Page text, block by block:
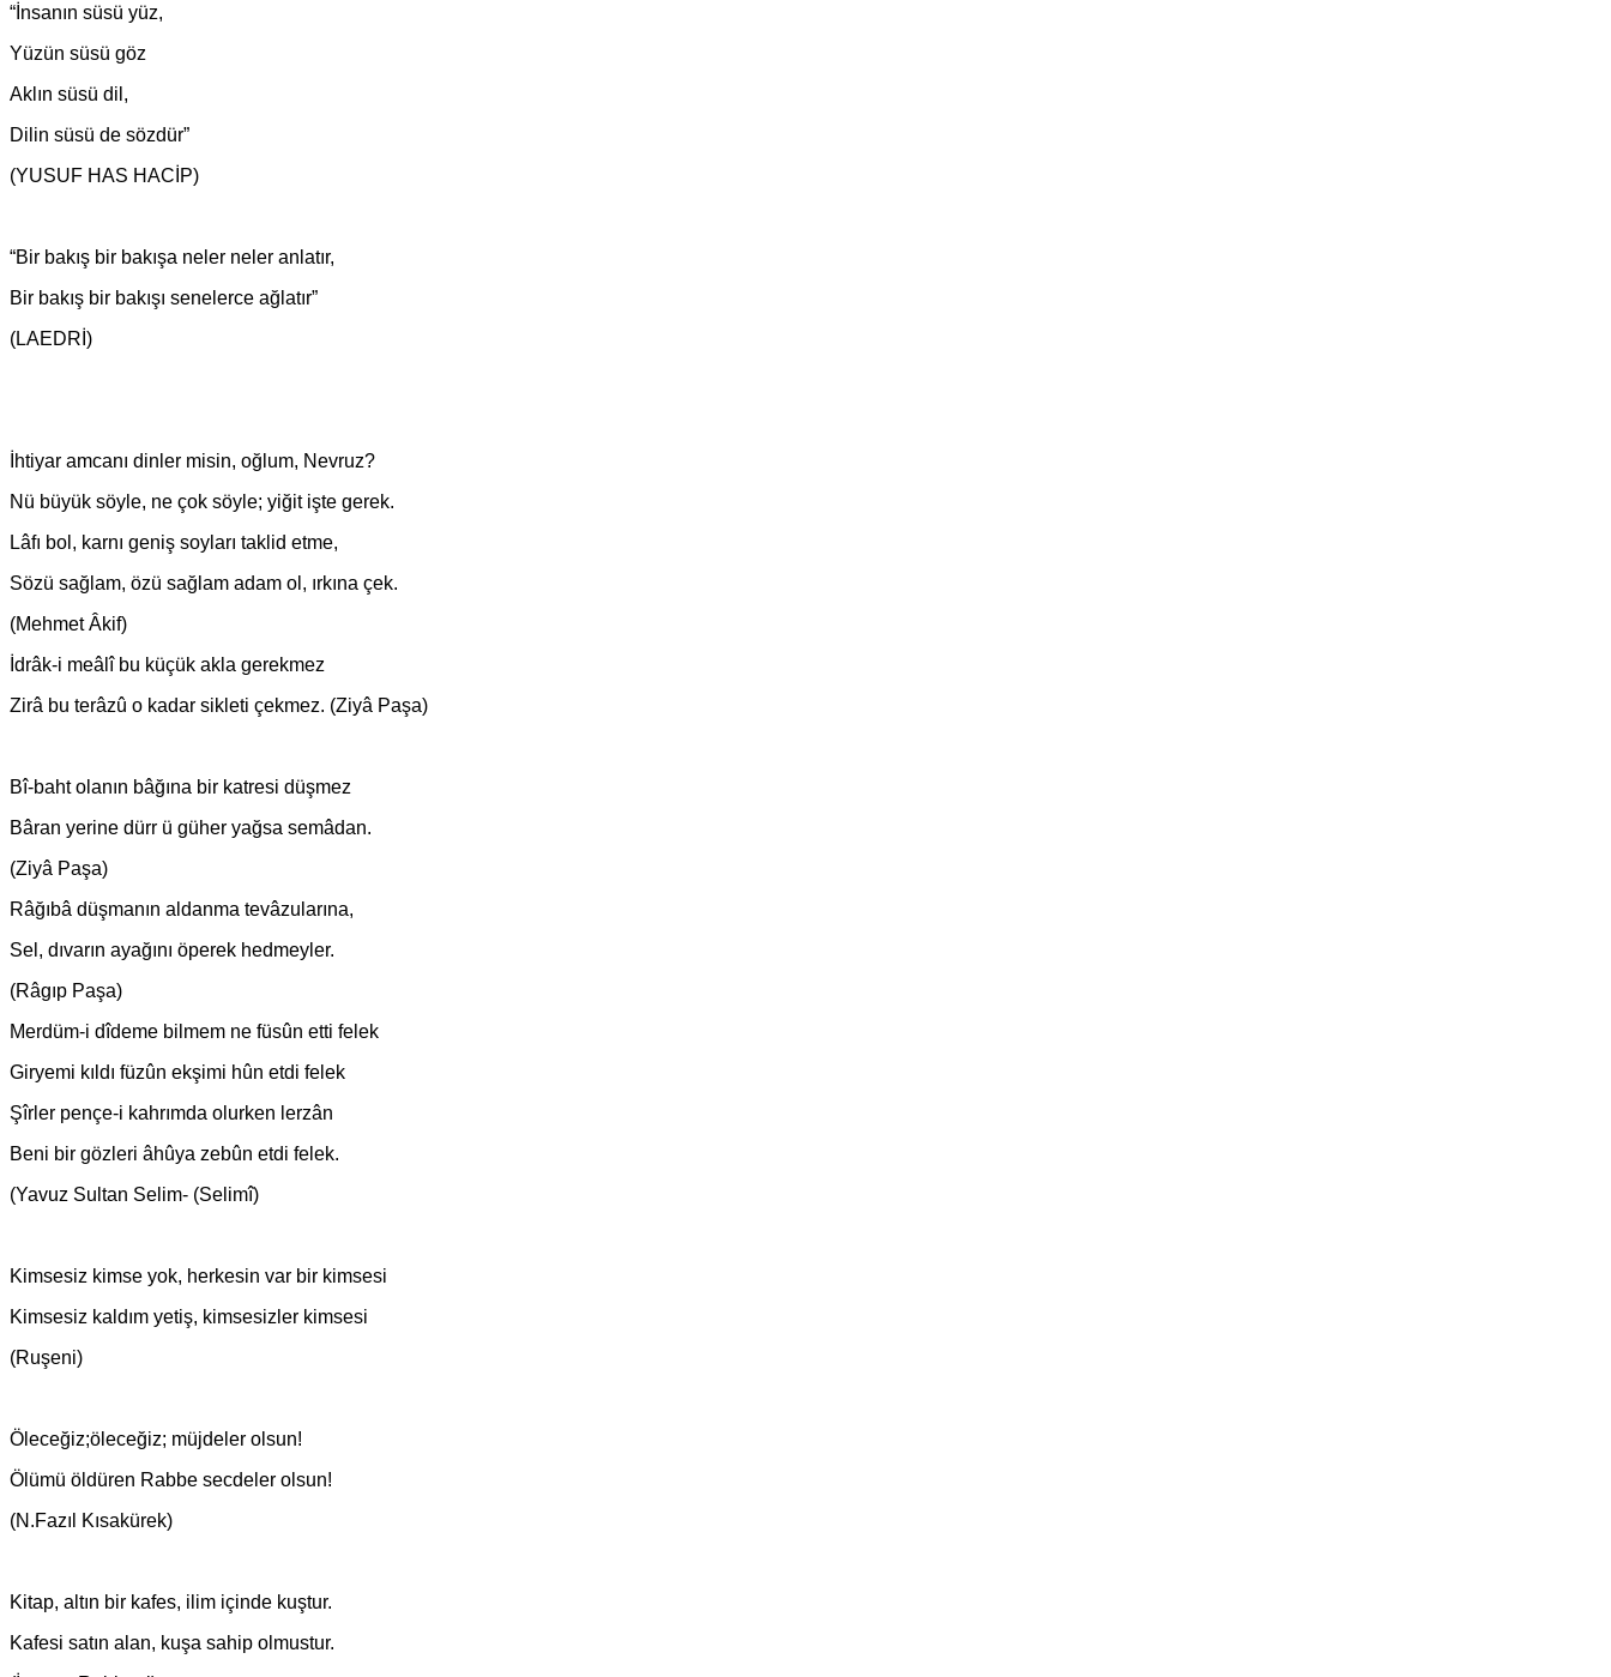
“İnsanın süsü yüz,
Yüzün süsü göz
Aklın süsü dil,
Dilin süsü de sözdür”
(YUSUF HAS HACİP)
“Bir bakış bir bakışa neler neler anlatır,
Bir bakış bir bakışı senelerce ağlatır”
(LAEDRİ)
İhtiyar amcanı dinler misin, oğlum, Nevruz?
Nü büyük söyle, ne çok söyle; yiğit işte gerek.
Lâfı bol, karnı geniş soyları taklid etme,
Sözü sağlam, özü sağlam adam ol, ırkına çek.
(Mehmet Âkif)
İdrâk-i meâlî bu küçük akla gerekmez
Zirâ bu terâzû o kadar sikleti çekmez. (Ziyâ Paşa)
Bî-baht olanın bâğına bir katresi düşmez
Bâran yerine dürr ü güher yağsa semâdan.
(Ziyâ Paşa)
Râğıbâ düşmanın aldanma tevâzularına,
Sel, dıvarın ayağını öperek hedmeyler.
(Râgıp Paşa)
Merdüm-i dîdeme bilmem ne füsûn etti felek
Giryemi kıldı füzûn ekşimi hûn etdi felek
Şîrler pençe-i kahrımda olurken lerzân
Beni bir gözleri âhûya zebûn etdi felek.
(Yavuz Sultan Selim- (Selimî)
Kimsesiz kimse yok, herkesin var bir kimsesi
Kimsesiz kaldım yetiş, kimsesizler kimsesi
(Ruşeni)
Öleceğiz;öleceğiz; müjdeler olsun!
Ölümü öldüren Rabbe secdeler olsun!
(N.Fazıl Kısakürek)
Kitap, altın bir kafes, ilim içinde kuştur.
Kafesi satın alan, kuşa sahip olmustur.